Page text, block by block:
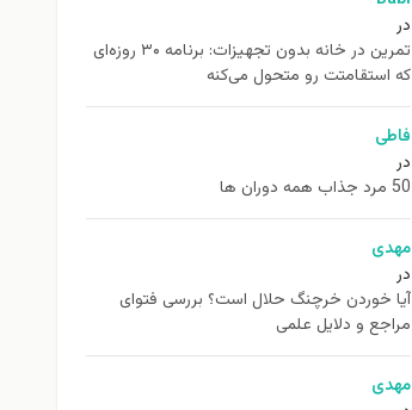
در
تمرین در خانه بدون تجهیزات: برنامه ۳۰ روزه‌ای
که استقامتت رو متحول می‌کنه
فاطی
در
50 مرد جذاب همه دوران ها
مهدی
در
آیا خوردن خرچنگ حلال است؟ بررسی فتوای
مراجع و دلایل علمی
مهدی